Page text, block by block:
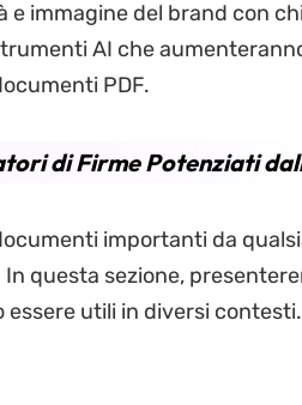
immagine del brand con
AI che
PDF.
di Firme Potenziati
importanti da
questa sezione,
utili in diversi contesti.